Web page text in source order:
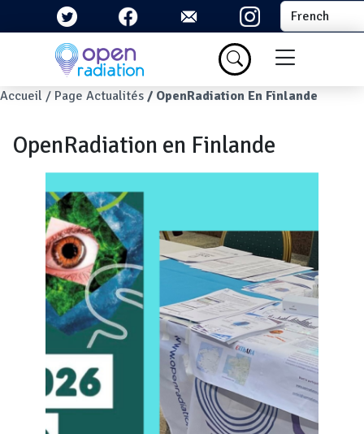
Aller au contenu principal Select your
Menu du
Fil d'Ariane
Accueil Page Actualités OpenRadiation En Finlande
OpenRadiation en Finlande